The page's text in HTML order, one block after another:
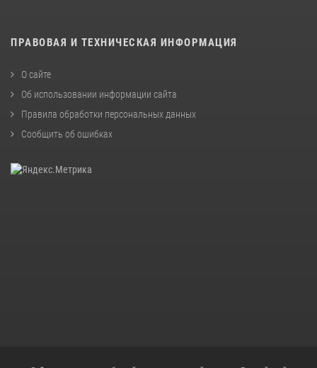
ПРАВОВАЯ И ТЕХНИЧЕСКАЯ ИНФОРМАЦИЯ
О сайте
Об использовании информации сайта
Правила обработки персональных данных
Сообщить об ошибках